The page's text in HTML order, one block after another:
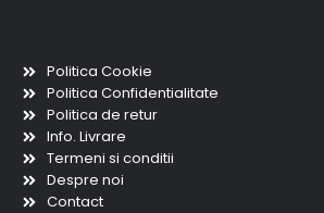
Politica Cookie
Politica Confidentialitate
Politica de retur
Info. Livrare
Termeni si conditii
Despre noi
Contact